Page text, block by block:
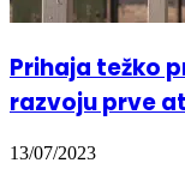
Prihaja težko
razvoju prve
13/07/2023